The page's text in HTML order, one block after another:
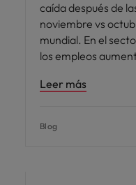
caída después de
noviembre vs
mundial. En el
los empleos
Leer más
Blog